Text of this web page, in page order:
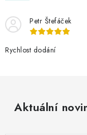
Petr Štefáček
Rychlost dodání
Aktuální